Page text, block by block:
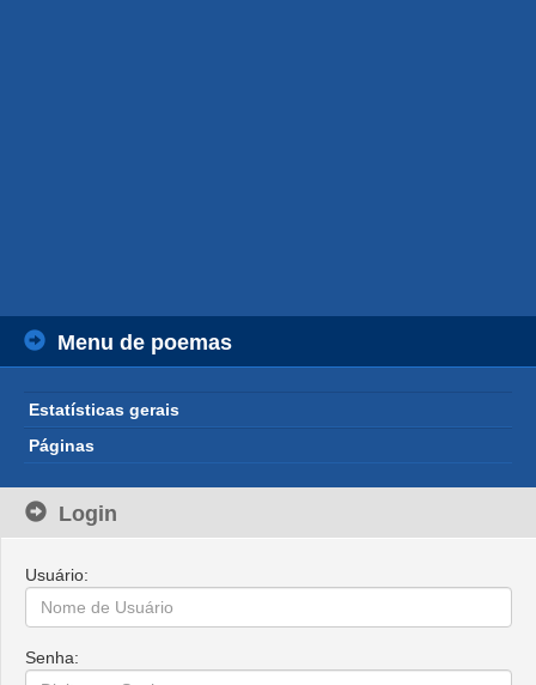
Menu de poemas
Estatísticas gerais
Páginas
Login
Usuário:
Senha: